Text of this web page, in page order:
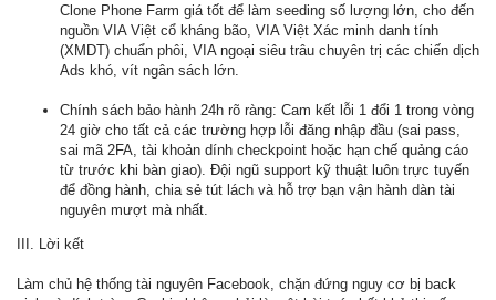
Clone Phone Farm giá tốt để làm seeding số lượng lớn, cho đến
nguồn VIA Việt cổ kháng bão, VIA Việt Xác minh danh tính
(XMDT) chuẩn phôi, VIA ngoại siêu trâu chuyên trị các chiến dịch
Ads khó, vít ngân sách lớn.
Chính sách bảo hành 24h rõ ràng: Cam kết lỗi 1 đổi 1 trong vòng
24 giờ cho tất cả các trường hợp lỗi đăng nhập đầu (sai pass,
sai mã 2FA, tài khoản dính checkpoint hoặc hạn chế quảng cáo
từ trước khi bàn giao). Đội ngũ support kỹ thuật luôn trực tuyến
để đồng hành, chia sẻ tút lách và hỗ trợ bạn vận hành dàn tài
nguyên mượt mà nhất.
III. Lời kết
Làm chủ hệ thống tài nguyên Facebook, chặn đứng nguy cơ bị back